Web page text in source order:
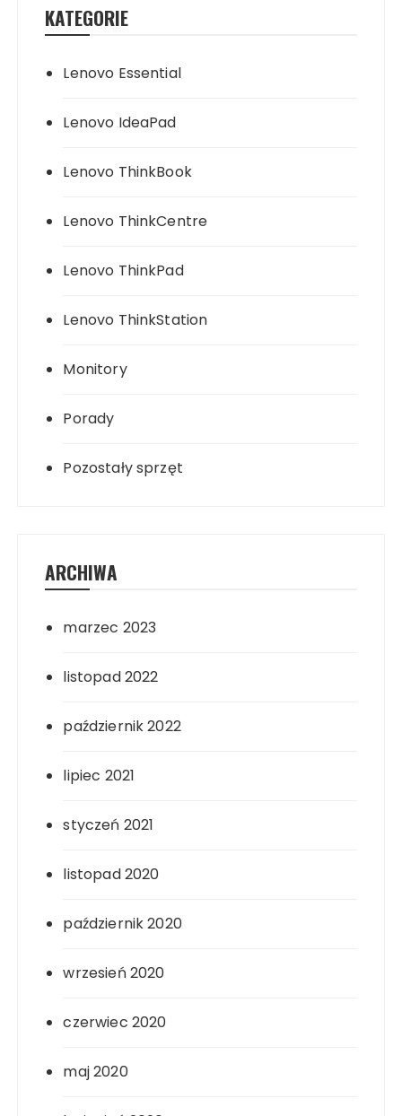
KATEGORIE
Lenovo Essential
Lenovo IdeaPad
Lenovo ThinkBook
Lenovo ThinkCentre
Lenovo ThinkPad
Lenovo ThinkStation
Monitory
Porady
Pozostały sprzęt
ARCHIWA
marzec 2023
listopad 2022
październik 2022
lipiec 2021
styczeń 2021
listopad 2020
październik 2020
wrzesień 2020
czerwiec 2020
maj 2020